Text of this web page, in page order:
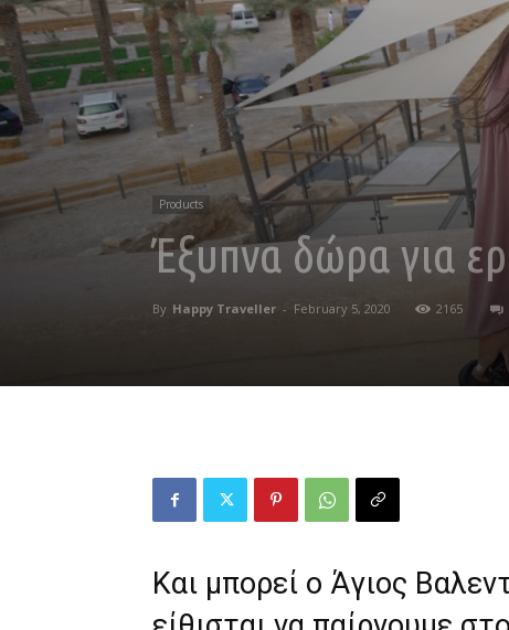
Products
Έξυπνα δώρα για
By Happy Traveller - February 5, 2020 2165
Και μπορεί ο Άγιος